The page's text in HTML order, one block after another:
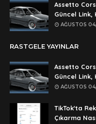
Anonymous
rar dosyasının şifresi
Anonymous
lan şifre ne şifre
şifre ne
Assetto
Güncel Link,
AĞUSTOS
RASTGELE YAYINLAR
Assetto
Güncel Link,
AĞUSTOS
TikTok'ta
Çıkarma